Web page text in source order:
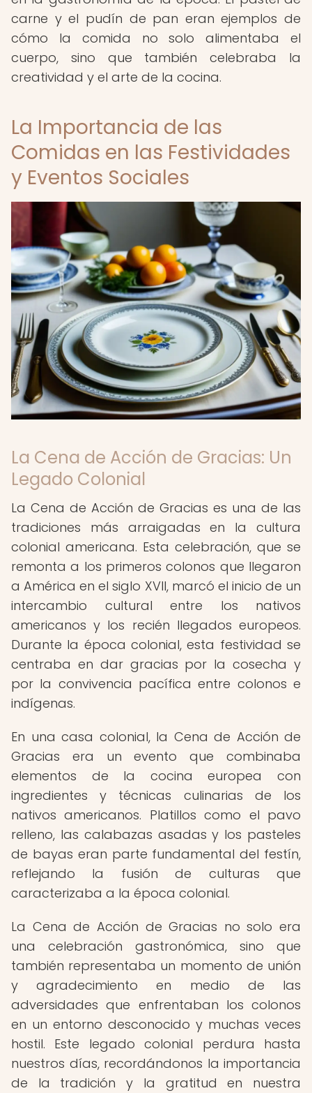
carne y el pudín de pan eran ejemplos de
cómo la comida no solo alimentaba el
cuerpo, sino que también celebraba la
creatividad y el arte de la cocina.
La Importancia de las
Comidas en las Festividades
y Eventos Sociales
La Cena de Acción de Gracias: Un
Legado Colonial
La Cena de Acción de Gracias es una de las
tradiciones más arraigadas en la cultura
colonial americana. Esta celebración, que se
remonta a los primeros colonos que llegaron
a América en el siglo XVII, marcó el inicio de un
intercambio cultural entre los nativos
americanos y los recién llegados europeos.
Durante la época colonial, esta festividad se
centraba en dar gracias por la cosecha y
por la convivencia pacífica entre colonos e
indígenas.
En una casa colonial, la Cena de Acción de
Gracias era un evento que combinaba
elementos de la cocina europea con
ingredientes y técnicas culinarias de los
nativos americanos. Platillos como el pavo
relleno, las calabazas asadas y los pasteles
de bayas eran parte fundamental del festín,
reflejando la fusión de culturas que
caracterizaba a la época colonial.
La Cena de Acción de Gracias no solo era
una celebración gastronómica, sino que
también representaba un momento de unión
y agradecimiento en medio de las
adversidades que enfrentaban los colonos
en un entorno desconocido y muchas veces
hostil. Este legado colonial perdura hasta
nuestros días, recordándonos la importancia
de la tradición y la gratitud en nuestra